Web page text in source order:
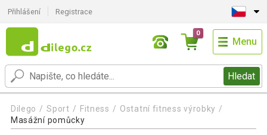
Přihlášení Registrace
Hledat
0
Menu
Dilego Sport Fitness
Ostatní fitness výrobky
Masážní pomůcky